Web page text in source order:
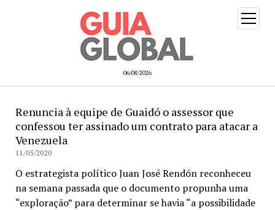
06/08/2026
open
menu
Renuncia à equipe de Guaidó o assessor que
confessou ter assinado um contrato para atacar a
Venezuela
11/05/2020
O estrategista político Juan José Rendón reconheceu
na semana passada que o documento propunha uma
“exploração” para determinar se havia “a possibilidade